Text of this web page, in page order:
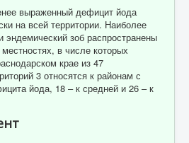
выраженный дефицит йода
на всей территории. Наиболее
зоб распространены
в числе которых
крае из 47
3 относятся к районам с
йода, 18 – к средней и 26 – к